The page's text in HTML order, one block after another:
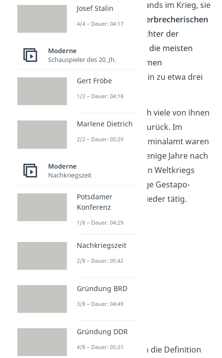
die Gegner Deutschlands im Krieg, sie
schließlich zu einer
verbrecherischen
Die Richter der
Alliierten verurteilten die meisten
Mitglieder der Geheimen
Staatspolizei
daraufhin zu etwa drei
Jahren
Später kehrten jedoch viele von ihnen
in den Polizeidienst zurück. Im
deutschen Bundeskriminalamt waren
beispielsweise nur wenige Jahre nach
dem Ende des Zweiten Weltkriegs
wieder viele ehemalige Gestapo-
Beamte und SS-Mitglieder tätig.
SS
Jetzt kennst du schon die Definition
Josef Stalin
4/4 – Dauer: 04:17
Moderne
Schauspieler des 20. Jh.
Gert Fröbe
1/2 – Dauer: 04:18
Marlene Dietrich
2/2 – Dauer: 05:29
Moderne
Nachkriegszeit
Potsdamer
Konferenz
1/8 – Dauer: 04:29
Nachkriegszeit
2/8 – Dauer: 05:42
Gründung BRD
3/8 – Dauer: 04:49
Gründung DDR
4/8 – Dauer: 05:21